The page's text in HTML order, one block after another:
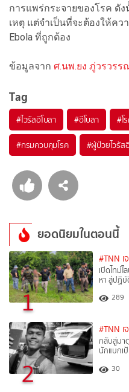
การแพร่กระจายของโรค ดั
เหตุ แต่จำเป็นที่จะต้องให้ค
Ebola ที่ถูกต้อง
ข้อมูลจาก ศ.นพ.ยง ภู่วรวรร
Tag
#ไวรัสอีโบลา #อีโบลา #โ
#กรมควบคุมโรค #ผู้ป่วยไวรัส
ยอดนิยมในตอนนี้
1
#TNN เ
เปิดไทม์
หา สู่ปฏิบั
289
2
#TNN เ
กลับสู่มา
นักแบกเ
30